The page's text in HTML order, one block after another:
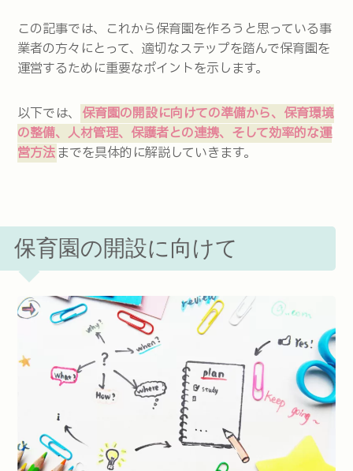
この記事では、これから保育園を作ろうと思っている事
業者の方々にとって、適切なステップを踏んで保育園を
運営するために重要なポイントを示します。
以下では、 保育園の開設に向けての準備から、保育環境
の整備、人材管理、保護者との連携、そして効率的な運
営方法までを具体的に解説していきます。
保育園の開設に向けて